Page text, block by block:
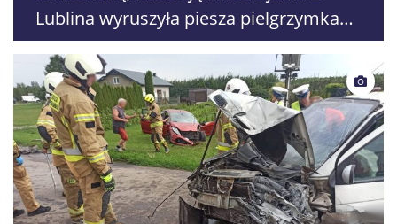
Lublina wyruszyła piesza pielgrzymka
na Jasną Górę